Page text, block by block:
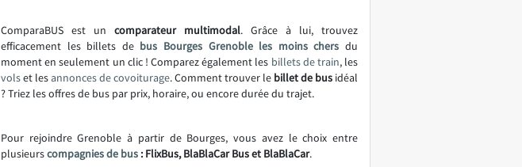
ComparaBUS est un comparateur multimodal. Grâce à lui, trouvez
efficacement les billets de bus Bourges Grenoble les moins chers du
moment en seulement un clic ! Comparez également les billets de train, les
volset lesannonces de covoiturage. Comment trouver le billet de bus idéal
? Triez les offres de bus par prix, horaire, ou encore durée du trajet.
Pour rejoindre Grenoble à partir de Bourges, vous avez le choix entre
plusieurscompagnies de bus : FlixBus, BlaBlaCar Bus et BlaBlaCar.